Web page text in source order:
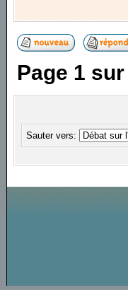
Page 1 sur
Sauter vers: